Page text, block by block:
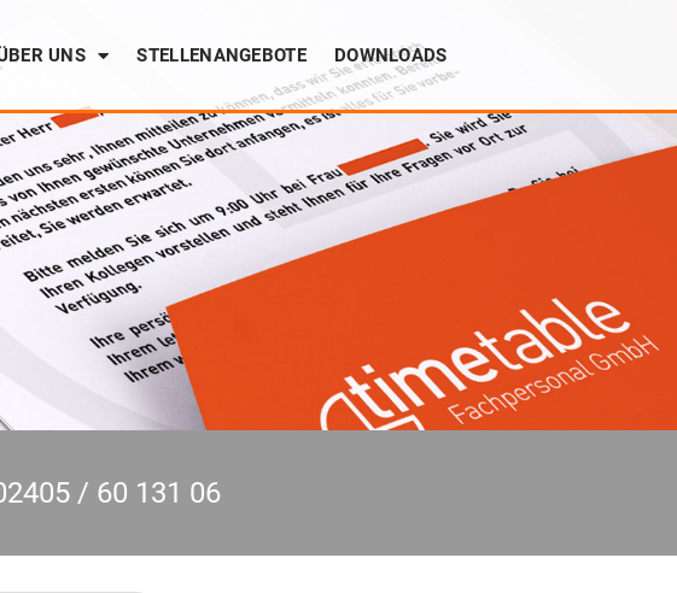
UNS STELLENANGEBOTE DOWNLOADS
/ 60 131 06